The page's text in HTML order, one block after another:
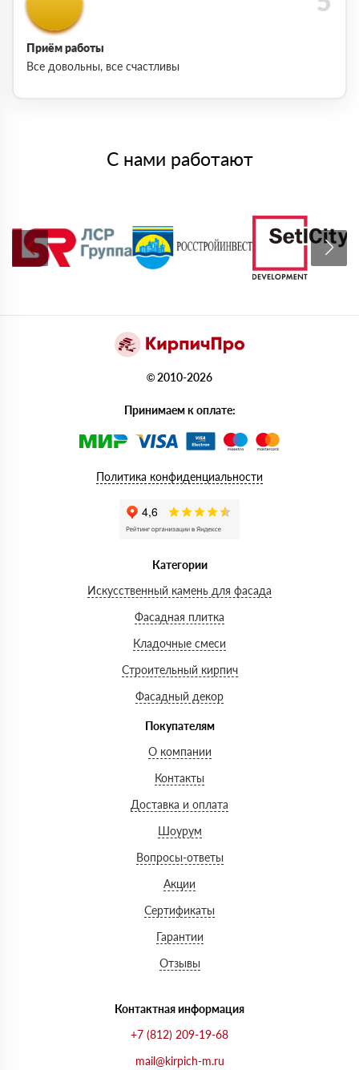
Приём работы
Все довольны, все счастливы
С нами работают
© 2010-2026
Принимаем к оплате:
Политика конфиденциальности
Категории
Искусственный камень для фасада
Фасадная плитка
Кладочные смеси
Строительный кирпич
Фасадный декор
Покупателям
О компании
Контакты
Доставка и оплата
Шоурум
Вопросы-ответы
Акции
Сертификаты
Гарантии
Отзывы
Контактная информация
+7 (812) 209-19-68
mail@kirpich-m.ru